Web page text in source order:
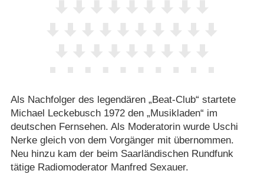
Als Nachfolger des legendären „Beat-Club“ startete
Michael Leckebusch 1972 den „Musikladen“ im
deutschen Fernsehen. Als Moderatorin wurde Uschi
Nerke gleich von dem Vorgänger mit übernommen.
Neu hinzu kam der beim Saarländischen Rundfunk
tätige Radiomoderator Manfred Sexauer.